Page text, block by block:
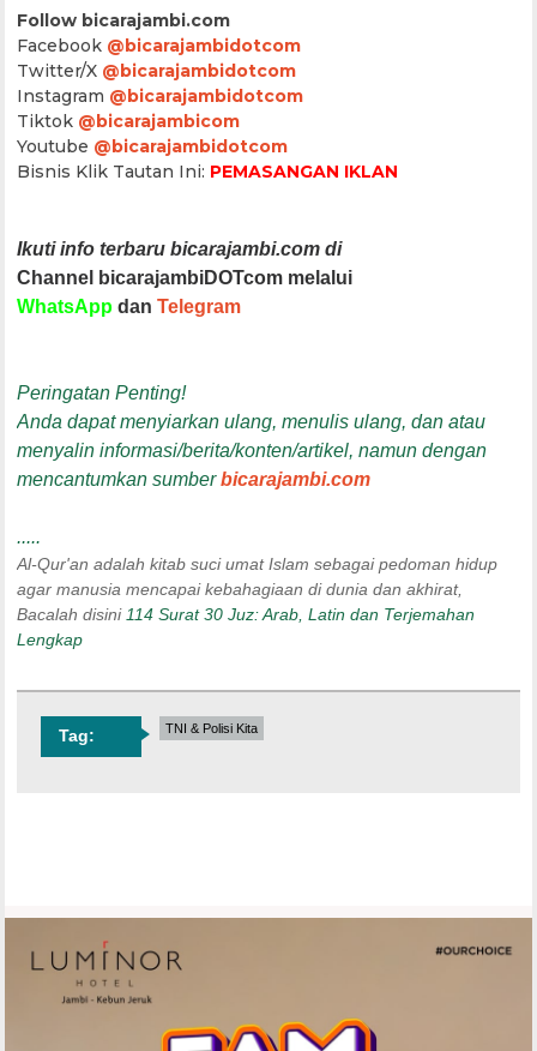
Follow bicarajambi.com
Facebook @bicarajambidotcom
Twitter/X @bicarajambidotcom
Instagram @bicarajambidotcom
Tiktok @bicarajambicom
Youtube @bicarajambidotcom
Bisnis Klik Tautan Ini: PEMASANGAN IKLAN
Ikuti info terbaru bicarajambi.com di
Channel bicarajambiDOTcom melalui
WhatsApp danTelegram
Peringatan Penting!
Anda dapat menyiarkan ulang, menulis ulang, dan atau
menyalin informasi/berita/konten/artikel, namun dengan
mencantumkan sumberbicarajambi.com
.....
Al-Qur'an adalah kitab suci umat Islam sebagai pedoman hidup
agar manusia mencapai kebahagiaan di dunia dan akhirat,
Bacalah disini 114 Surat 30 Juz: Arab, Latin dan Terjemahan
Lengkap
Tag: TNI & Polisi Kita